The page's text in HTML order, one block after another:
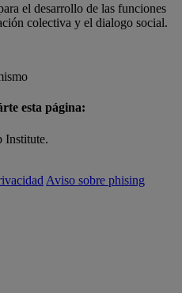
el desarrollo de las funciones
colectiva y el dialogo social.
esta página:
Institute.
Aviso sobre phising